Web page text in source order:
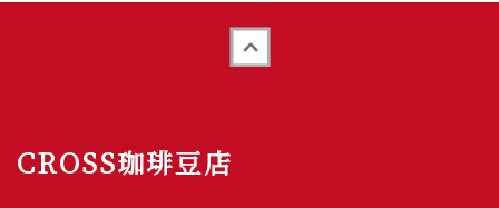
CROSS珈琲豆店